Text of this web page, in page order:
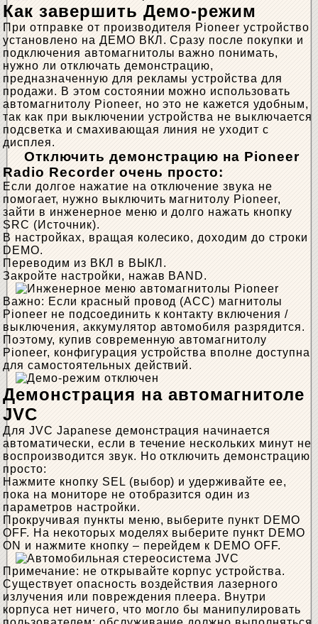
Как завершить Демо-режим
При отправке от производителя Pioneer устройство
установлено на ДЕМО ВКЛ. Сразу после покупки и
подключения автомагнитолы важно понимать,
нужно ли отключать демонстрацию,
предназначенную для рекламы устройства для
продажи. В этом состоянии можно использовать
автомагнитолу Pioneer, но это не кажется удобным,
так как при выключении устройства не выключается
подсветка и смахивающая линия не уходит с
дисплея.
Отключить демонстрацию на Pioneer
Radio Recorder очень просто:
Если долгое нажатие на отключение звука не
помогает, нужно выключить магнитолу Pioneer,
зайти в инженерное меню и долго нажать кнопку
SRC (Источник).
В настройках, вращая колесико, доходим до строки
DEMO.
Переводим из ВКЛ в ВЫКЛ.
Закройте настройки, нажав BAND.
Важно: Если красный провод (ACC) магнитолы
Pioneer не подсоединить к контакту включения /
выключения, аккумулятор автомобиля разрядится.
Поэтому, купив современную автомагнитолу
Pioneer, конфигурация устройства вполне доступна
для самостоятельных действий.
Демонстрация на автомагнитоле
JVC
Для JVC Japanese демонстрация начинается
автоматически, если в течение нескольких минут не
воспроизводится звук. Но отключить демонстрацию
просто:
Нажмите кнопку SEL (выбор) и удерживайте ее,
пока на мониторе не отобразится один из
параметров настройки.
Прокручивая пункты меню, выберите пункт DEMO
OFF. На некоторых моделях выберите пункт DEMO
ON и нажмите кнопку – перейдем к DEMO OFF.
Примечание: не открывайте корпус устройства.
Существует опасность воздействия лазерного
излучения или повреждения плеера. Внутри
корпуса нет ничего, что могло бы манипулировать